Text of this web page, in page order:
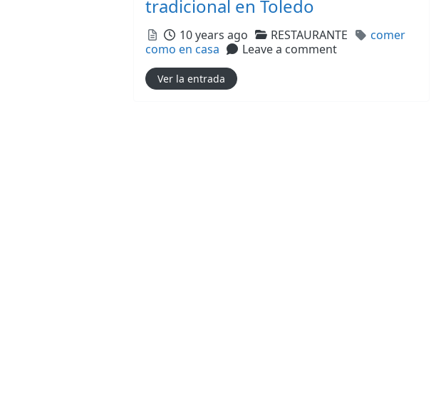
tradicional en Toledo
Posted10 years ago Categories
RESTAURANTE Tags
comer
como en casa
Leave a comment
Ver la entrada